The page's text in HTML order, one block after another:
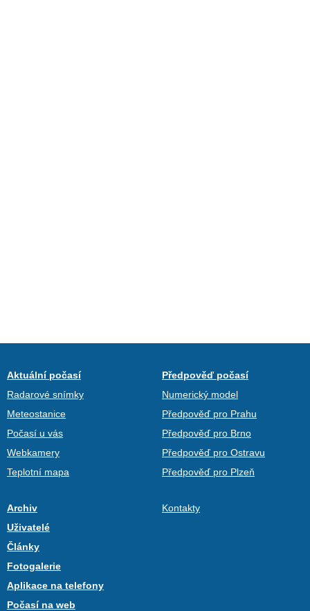
Aktuální počasí
Radarové snímky
Meteostanice
Počasí u vás
Webkamery
Teplotní mapa
Předpověď počasí
Numerický model
Předpověď pro Prahu
Předpověď pro Brno
Předpověď pro Ostravu
Předpověď pro Plzeň
Archiv
Uživatelé
Články
Fotogalerie
Aplikace na telefony
Počasí na web
Kontakty